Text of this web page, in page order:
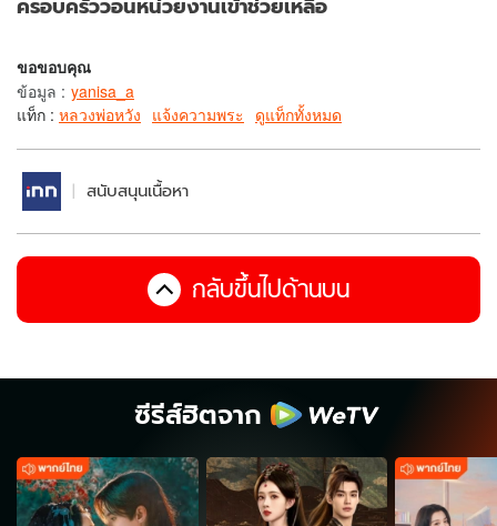
ขอขอบคุณ
ข้อมูล : yanisa_a
แท็ก : หลวงพ่อหวัง แจ้งความพระ ดูแท็กทั้งหมด
สนับสนุนเนื้อหา
กลับขึ้นไปด้านบน
ซีรีส์ฮิตจาก